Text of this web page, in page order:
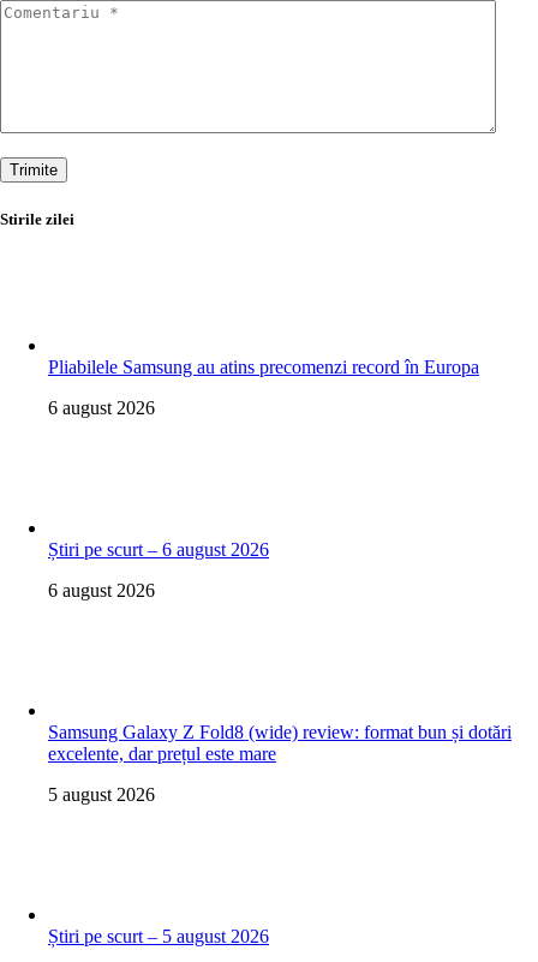
Trimite
Stirile zilei
Pliabilele Samsung au atins precomenzi record în Europa
6 august 2026
Știri pe scurt – 6 august 2026
6 august 2026
Samsung Galaxy Z Fold8 (wide) review: format bun și dotări
excelente, dar prețul este mare
5 august 2026
Știri pe scurt – 5 august 2026